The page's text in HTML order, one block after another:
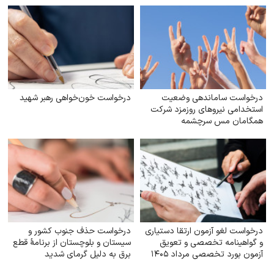
درخواست ساماندهی وضعیت
استخدامی نیروهای روزمزد شرکت
همگامان مس سرچشمه
درخواست خون‌خواهی رهبر شهید
درخواست لغو آزمون ارتقا دستیاری
و گواهینامه تخصصی و تعویق
آزمون بورد تخصصی مرداد ۱۴۰۵
درخواست حذف جنوب کشور و
سیستان و بلوچستان از برنامهٔ قطع
برق به دلیل گرمای شدید